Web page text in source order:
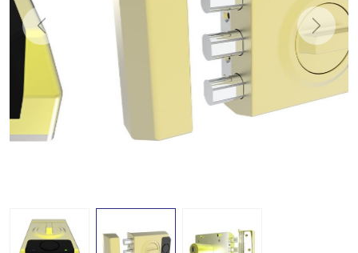
Previous Next